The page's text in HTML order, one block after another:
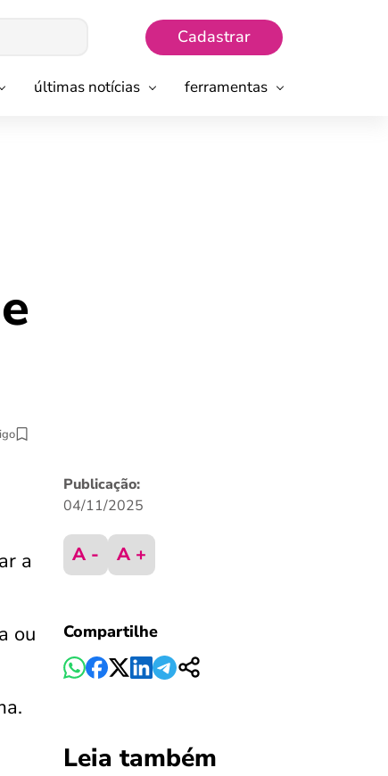
Cadastrar
últimas notícias ferramentas
a
ou
Publicação:
04/11/2025
A - A +
Compartilhe
Leia também